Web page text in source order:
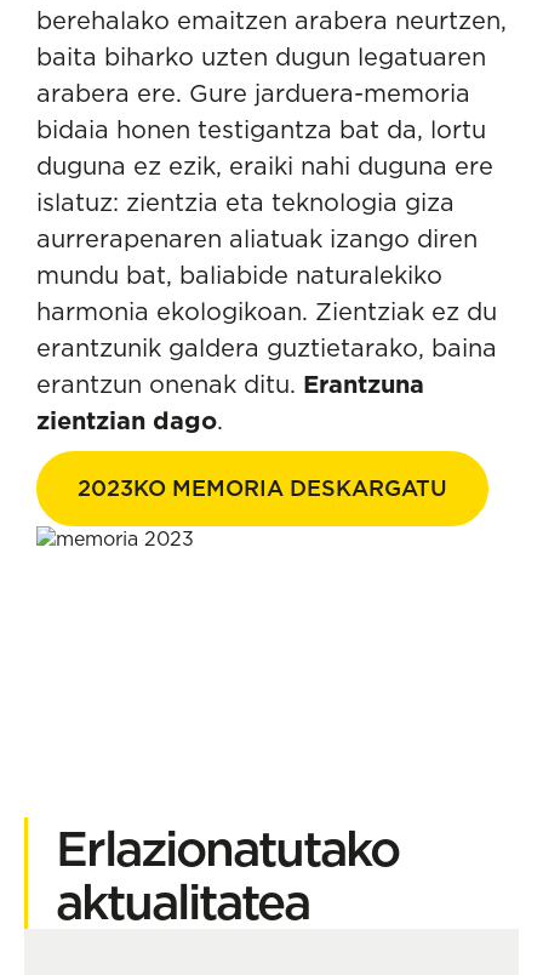
berehalako emaitzen arabera neurtzen,
baita biharko uzten dugun legatuaren
arabera ere. Gure jarduera-memoria
bidaia honen testigantza bat da, lortu
duguna ez ezik, eraiki nahi duguna ere
islatuz: zientzia eta teknologia giza
aurrerapenaren aliatuak izango diren
mundu bat, baliabide naturalekiko
harmonia ekologikoan. Zientziak ez du
erantzunik galdera guztietarako, baina
erantzun onenak ditu. Erantzuna
zientzian dago.
2023KO MEMORIA DESKARGATU
Erlazionatutako
aktualitatea